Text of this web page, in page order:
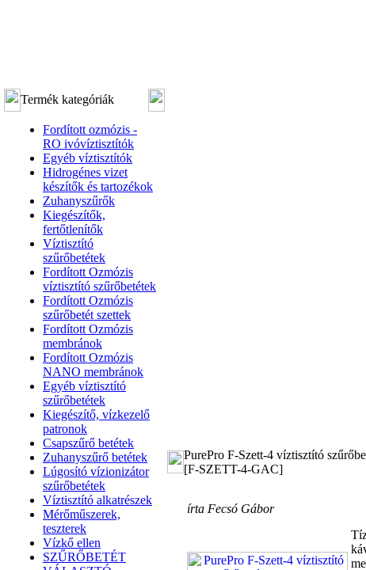
Termék kategóriák
Fordított ozmózis -
RO ivóvíztisztítók
Egyéb víztisztítók
Hidrogénes vizet
készítők és tartozékok
Zuhanyszűrők
Kiegészítők,
fertőtlenítők
Víztisztító
szűrőbetétek
Fordított Ozmózis
víztisztító szűrőbetétek
Fordított Ozmózis
szűrőbetét szettek
Fordított Ozmózis
membránok
Fordított Ozmózis
NANO membránok
Egyéb víztisztító
szűrőbetétek
Kiegészítő, vízkezelő
patronok
Csapszűrő betétek
Zuhanyszűrő betétek
Lúgosító vízionizátor
szűrőbetétek
Víztisztító alkatrészek
Mérőműszerek,
teszterek
Vízkő ellen
SZŰRŐBETÉT
PurePro F-Szett-4 víztisztító
[F-SZETT-4-GAC]
írta Fecsó Gábor